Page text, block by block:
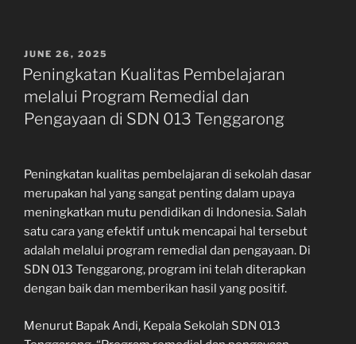
POSTED
ON
JUNE 26, 2025
Peningkatan Kualitas Pembelajaran
melalui Program Remedial dan
Pengayaan di SDN 013 Tenggarong
Peningkatan kualitas pembelajaran di sekolah dasar
merupakan hal yang sangat penting dalam upaya
meningkatkan mutu pendidikan di Indonesia. Salah
satu cara yang efektif untuk mencapai hal tersebut
adalah melalui program remedial dan pengayaan. Di
SDN 013 Tenggarong, program ini telah diterapkan
dengan baik dan memberikan hasil yang positif.
Menurut Bapak Andi, Kepala Sekolah SDN 013